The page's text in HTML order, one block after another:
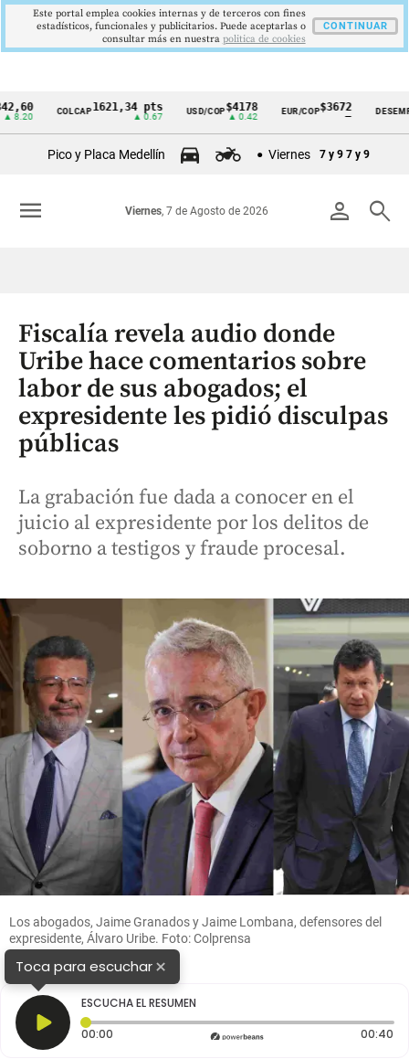
Cintillo
Colombia
COLCAP1621,34 pts USD/COP$4178
▲ 0.42
EUR/COP$3672
—
DESEMPLEO
▼
Pico y Placa Medellín Viernes 7 y 9 7 y 9
person search
Viernes, 7 de Agosto de 2026
menu
Fiscalía revela audio donde
Uribe hace comentarios sobre
labor de sus abogados; el
expresidente les pidió disculpas
públicas
La grabación fue dada a conocer en el
juicio al expresidente por los delitos de
soborno a testigos y fraude procesal.
Los abogados, Jaime Granados y Jaime Lombana, defensores del
expresidente, Álvaro Uribe. Foto: Colprensa
Toca para escuchar×
ESCUCHA EL RESUMEN
00:00 Tiempo transcurrido: 0 segundos 00:40
Este portal emplea cookies internas y de terceros con fines
estadísticos, funcionales y publicitarios. Puede aceptarlas o
consultar más en nuestra politica de cookies
CONTINUAR